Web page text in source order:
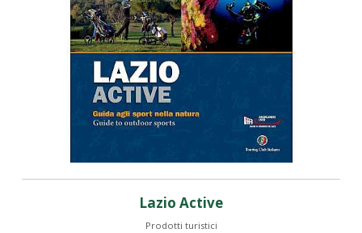
Lazio Active
Prodotti turistici